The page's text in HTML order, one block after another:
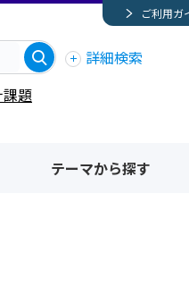
ご利用ガ
詳細検索
題
テーマから探す